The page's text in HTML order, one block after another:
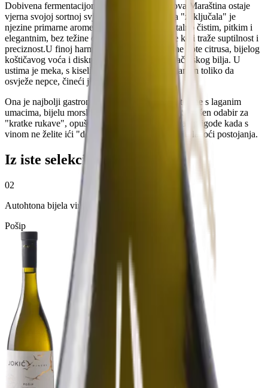
​Dobivena fermentacijom isključivo u inoxu, ova Maraština ostaje
vjerna svojoj sortnoj svježini. Hladnoća čelika "zaključala" je
njezine primarne arome, ostavljajući vino kristalno čistim, pitkim i
elegantnim, bez težine drveta – idealno za one koji traže suptilnost i
preciznost.​U finoj harmoniji otkrivaju se nježne note citrusa, bijelog
koštičavog voća i diskretnog mediteranskog začinskog bilja. U
ustima je meka, s kiselinama koje su prisutne taman toliko da
osvježe nepce, čineći je iznimno pitkom.
​Ona je najbolji gastronomski prijatelj: ljubi tjestenine s laganim
umacima, bijelu morsku ribu i kremaste rižote. Savršen odabir za
"kratke rukave", opuštene trenutke s prijateljima i prigode kada s
vinom ne želite ići "do kraja", već samo uživati u lakoći postojanja.
Iz iste selekcije
02
Autohtona bijela vina
Pošip